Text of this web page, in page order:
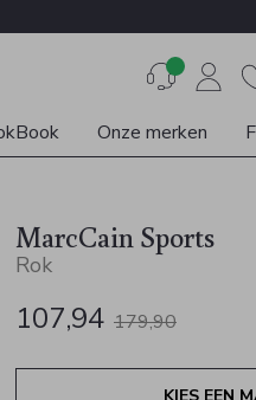
Onze merken
MarcCain Sports
Rok
107,94 179,90